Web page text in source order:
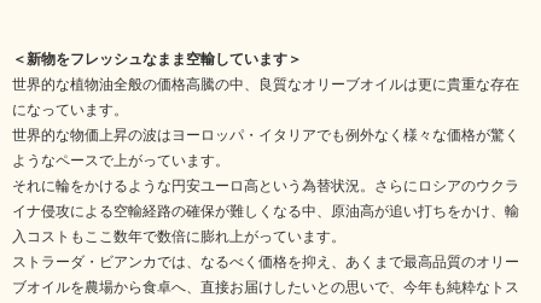
＜新物をフレッシュなまま空輸しています＞
世界的な植物油全般の価格高騰の中、良質なオリーブオイルは更に貴重な存在
になっています。
世界的な物価上昇の波はヨーロッパ・イタリアでも例外なく様々な価格が驚く
ようなペースで上がっています。
それに輪をかけるような円安ユーロ高という為替状況。さらにロシアのウクラ
イナ侵攻による空輸経路の確保が難しくなる中、原油高が追い打ちをかけ、輸
入コストもここ数年で数倍に膨れ上がっています。
ストラーダ・ビアンカでは、なるべく価格を抑え、あくまで最高品質のオリー
ブオイルを農場から食卓へ、直接お届けしたいとの思いで、今年も純粋なトス